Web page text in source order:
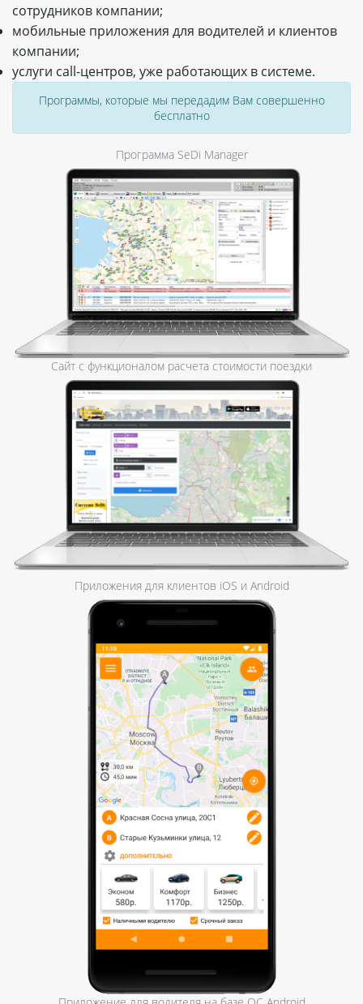
сотрудников компании;
мобильные приложения для водителей и клиентов
компании;
услуги call-центров, уже работающих в системе.
Программы, которые мы передадим Вам совершенно
бесплатно
Программа SeDi Manager
Сайт с функционалом расчета стоимости поездки
Приложения для клиентов iOS и Android